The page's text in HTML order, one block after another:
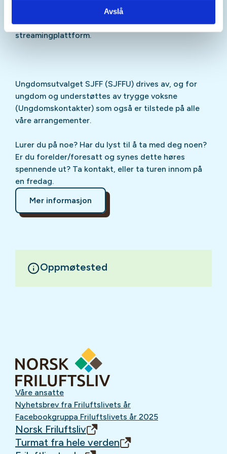
Avslå
påInstagram
TikTokog vår egenpodcastpå din favoritt-
streamingplattform.
Ungdomsutvalget SJFF (SJFFU) drives av, og for
ungdom og understøttes av trygge voksne
(Ungdomskontakter) som også er tilstede på alle
våre arrangementer.
Lurer du på noe? Har du lyst til å ta med deg noen?
Er du forelder/foresatt og synes dette høres
spennende ut? Ta kontakt, eller ta turen innom på
en fredag.
Mer informasjon
Oppmøtested
Våre ansatte
Nyhetsbrev fra Friluftslivets år
Facebookgruppa Friluftslivets år 2025
Norsk Friluftsliv
Turmat fra hele verden